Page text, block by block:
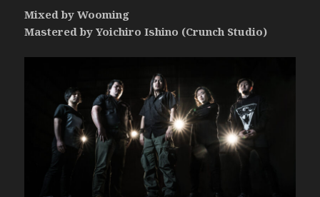
Mixed by Wooming
Mastered by Yoichiro Ishino (Crunch Studio)